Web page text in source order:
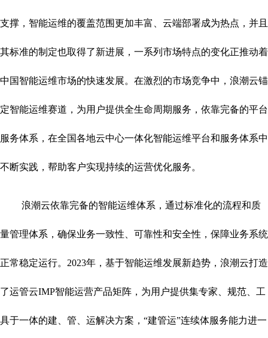
支撑，智能运维的覆盖范围更加丰富、云端部署成为热点，并且
其标准的制定也取得了新进展，一系列市场特点的变化正推动着
中国智能运维市场的快速发展。在激烈的市场竞争中，浪潮云锚
定智能运维赛道，为用户提供全生命周期服务，依靠完备的平台
服务体系，在全国各地云中心一体化智能运维平台和服务体系中
不断实践，帮助客户实现持续的运营优化服务。
浪潮云依靠完备的智能运维体系，通过标准化的流程和质
量管理体系，确保业务一致性、可靠性和安全性，保障业务系统
正常稳定运行。2023年，基于智能运维发展新趋势，浪潮云打造
了运管云IMP智能运营产品矩阵，为用户提供集专家、规范、工
具于一体的建、管、运解决方案，“建管运”连续体服务能力进一